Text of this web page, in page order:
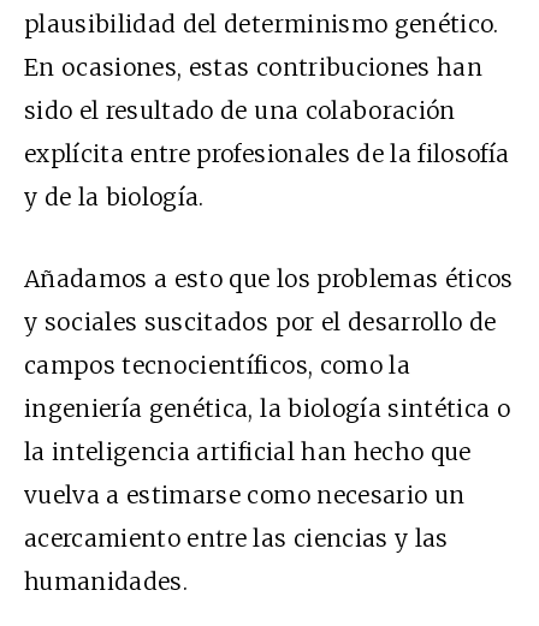
plausibilidad del determinismo genético.
En ocasiones, estas contribuciones han
sido el resultado de una colaboración
explícita entre profesionales de la filosofía
y de la biología.
Añadamos a esto que los problemas éticos
y sociales suscitados por el desarrollo de
campos tecnocientíficos, como la
ingeniería genética, la biología sintética o
la inteligencia artificial han hecho que
vuelva a estimarse como necesario un
acercamiento entre las ciencias y las
humanidades.